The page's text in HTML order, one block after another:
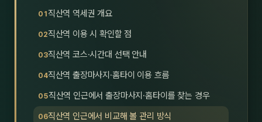
직산역 역세권 개요
직산역 이용 시 확인할 점
직산역 코스·시간대 선택 안내
직산역 출장마사지·홈타이 이용 흐름
직산역 인근에서 출장마사지·홈타이를 찾는 경우
직산역 인근에서 비교해 볼 관리 방식